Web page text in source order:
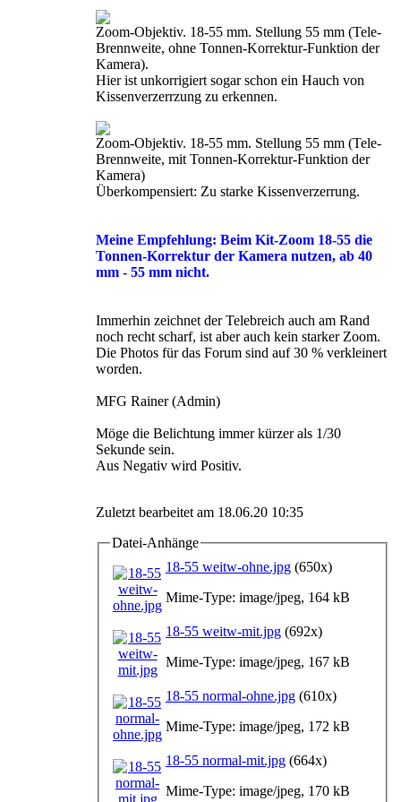
Zoom-Objektiv. 18-55 mm. Stellung 55 mm (Tele-
Brennweite, ohne Tonnen-Korrektur-Funktion der
Kamera).
Hier ist unkorrigiert sogar schon ein Hauch von
Kissenverzerrzung zu erkennen.
Zoom-Objektiv. 18-55 mm. Stellung 55 mm (Tele-
Brennweite, mit Tonnen-Korrektur-Funktion der
Kamera)
Überkompensiert: Zu starke Kissenverzerrung.
Meine Empfehlung: Beim Kit-Zoom 18-55 die
Tonnen-Korrektur der Kamera nutzen, ab 40
mm - 55 mm nicht.
Immerhin zeichnet der Telebreich auch am Rand
noch recht scharf, ist aber auch kein starker Zoom.
Die Photos für das Forum sind auf 30 % verkleinert
worden.
MFG Rainer (Admin)
Möge die Belichtung immer kürzer als 1/30
Sekunde sein.
Aus Negativ wird Positiv.
Zuletzt bearbeitet am 18.06.20 10:35
Datei-Anhänge
18-55 weitw-ohne.jpg (650x)
Mime-Type: image/jpeg, 164 kB
18-55 weitw-mit.jpg (692x)
Mime-Type: image/jpeg, 167 kB
18-55 normal-ohne.jpg (610x)
Mime-Type: image/jpeg, 172 kB
18-55 normal-mit.jpg (664x)
Mime-Type: image/jpeg, 170 kB